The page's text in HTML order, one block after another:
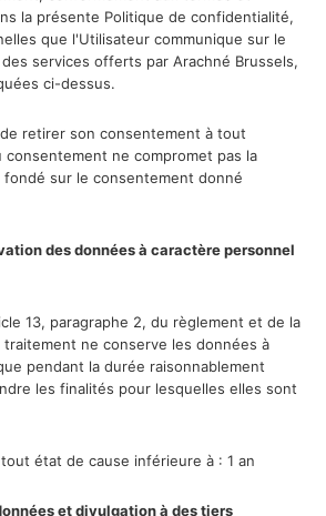
la présente Politique de confidentialité,
que l'Utilisateur communique sur le
services offerts par Arachné Brussels,
ci-dessus.
retirer son consentement à tout
consentement ne compromet pas la
sur le consentement donné
des données à caractère personnel
13, paragraphe 2, du règlement et de la
ne conserve les données à
pendant la durée raisonnablement
les finalités pour lesquelles elles sont
état de cause inférieure à : 1 an
et divulgation à des tiers